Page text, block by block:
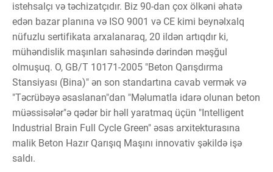
istehsalçı və təchizatçıdır. Biz 90-dan çox ölkəni əhatə
edən bazar planına və ISO 9001 və CE kimi beynəlxalq
nüfuzlu sertifikata arxalanaraq, 20 ildən artıqdır ki,
mühəndislik maşınları sahəsində dərindən məşğul
olmuşuq. O, GB/T 10171-2005 "Beton Qarışdırma
Stansiyası (Bina)" ən son standartına cavab vermək və
"Təcrübəyə əsaslanan"dan "Məlumatla idarə olunan beton
müəssisələr"ə qədər bir həll yaratmaq üçün "Intelligent
Industrial Brain Full Cycle Green" əsas arxitekturasına
malik Beton Hazır Qarışıq Maşını innovativ şəkildə işə
saldı.